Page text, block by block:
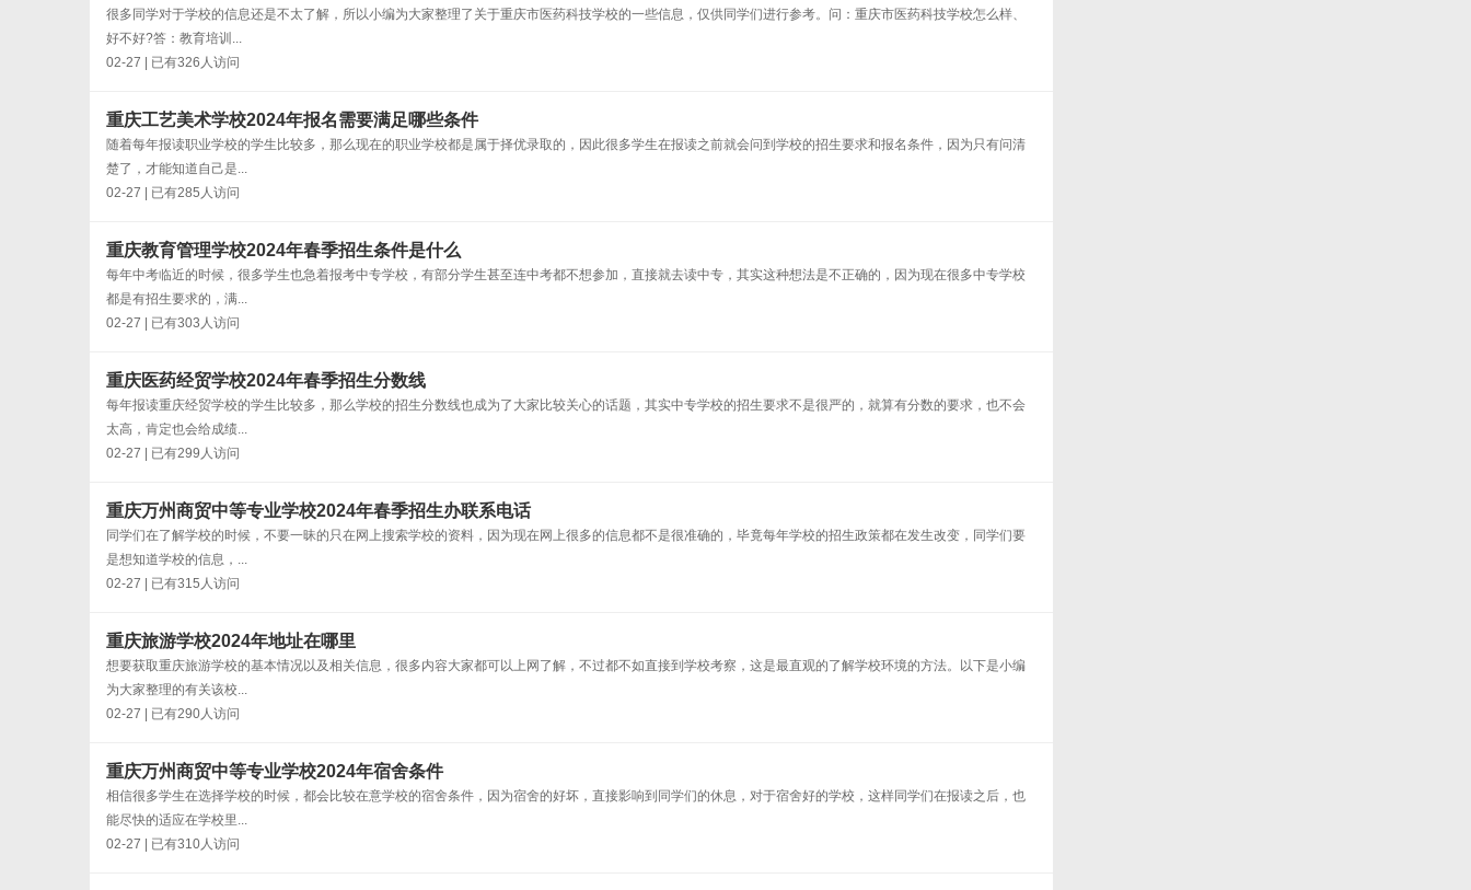
很多同学对于学校的信息还是不太了解，所以小编为大家整理了关于重庆市医药科技学校的一些信息，仅供同学们进行参考。问：重庆市医药科技学校怎么样、
好不好?答：教育培训...
02-27 | 已有326人访问
重庆工艺美术学校2024年报名需要满足哪些条件
随着每年报读职业学校的学生比较多，那么现在的职业学校都是属于择优录取的，因此很多学生在报读之前就会问到学校的招生要求和报名条件，因为只有问清
楚了，才能知道自己是...
02-27 | 已有285人访问
重庆教育管理学校2024年春季招生条件是什么
每年中考临近的时候，很多学生也急着报考中专学校，有部分学生甚至连中考都不想参加，直接就去读中专，其实这种想法是不正确的，因为现在很多中专学校
都是有招生要求的，满...
02-27 | 已有303人访问
重庆医药经贸学校2024年春季招生分数线
每年报读重庆经贸学校的学生比较多，那么学校的招生分数线也成为了大家比较关心的话题，其实中专学校的招生要求不是很严的，就算有分数的要求，也不会
太高，肯定也会给成绩...
02-27 | 已有299人访问
重庆万州商贸中等专业学校2024年春季招生办联系电话
同学们在了解学校的时候，不要一昧的只在网上搜索学校的资料，因为现在网上很多的信息都不是很准确的，毕竟每年学校的招生政策都在发生改变，同学们要
是想知道学校的信息，...
02-27 | 已有315人访问
重庆旅游学校2024年地址在哪里
想要获取重庆旅游学校的基本情况以及相关信息，很多内容大家都可以上网了解，不过都不如直接到学校考察，这是最直观的了解学校环境的方法。以下是小编
为大家整理的有关该校...
02-27 | 已有290人访问
重庆万州商贸中等专业学校2024年宿舍条件
相信很多学生在选择学校的时候，都会比较在意学校的宿舍条件，因为宿舍的好坏，直接影响到同学们的休息，对于宿舍好的学校，这样同学们在报读之后，也
能尽快的适应在学校里...
02-27 | 已有310人访问